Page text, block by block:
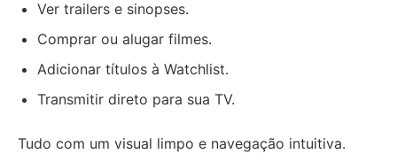
Ver trailers e sinopses.
Comprar ou alugar filmes.
Adicionar títulos à Watchlist.
Transmitir direto para sua TV.
Tudo com um visual limpo e navegação intuitiva.